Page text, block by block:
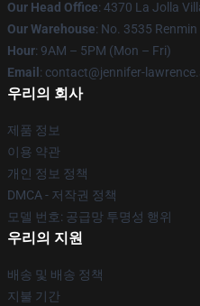
Our Head Office: 4370 La Jolla
Our Warehouse: No. 3535
Hour: 9AM – 5PM (Mon – Fri)
Email : contact@jennifer-
우리의 회사
제품 정보
이용 약관
개인 정보 정책
DMCA - 저작권 정책
모델 번호: 공급망 투명성 행위
우리의 지원
배송 및 배송 정책
지불 기간